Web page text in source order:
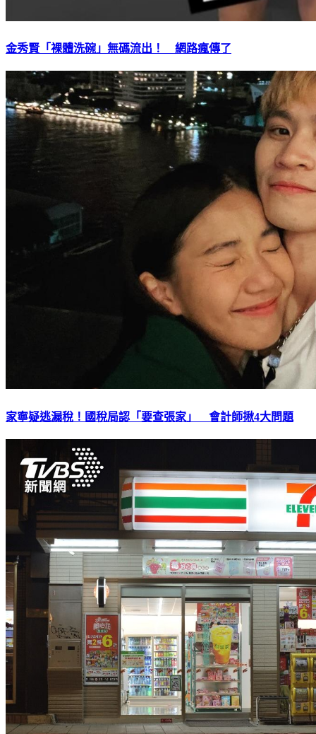
金秀賢「裸體洗碗」無碼流出！ 網路瘋傳了
家寧疑逃漏稅！國稅局認「要查張家」 會計師揪4大問題